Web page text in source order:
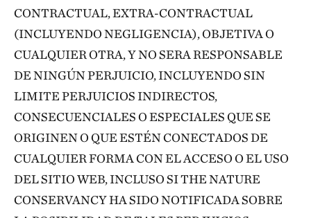
CONTRACTUAL, EXTRA-CONTRACTUAL
(INCLUYENDO NEGLIGENCIA), OBJETIVA O
CUALQUIER OTRA, Y NO SERA RESPONSABLE
DE NINGÚN PERJUICIO, INCLUYENDO SIN
LIMITE PERJUICIOS INDIRECTOS,
CONSECUENCIALES O ESPECIALES QUE SE
ORIGINEN O QUE ESTÉN CONECTADOS DE
CUALQUIER FORMA CON EL ACCESO O EL USO
DEL SITIO WEB, INCLUSO SI THE NATURE
CONSERVANCY HA SIDO NOTIFICADA SOBRE